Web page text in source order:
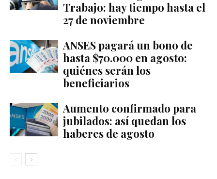
Trabajo: hay tiempo hasta el
27 de noviembre
ANSES pagará un bono de
hasta $70.000 en agosto:
quiénes serán los
beneficiarios
Aumento confirmado para
jubilados: así quedan los
haberes de agosto